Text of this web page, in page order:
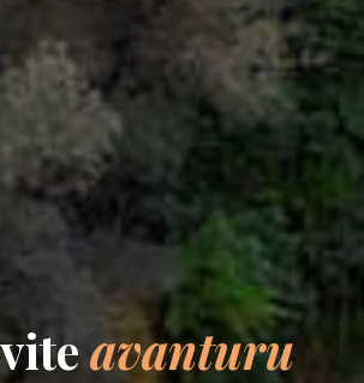
avanturu